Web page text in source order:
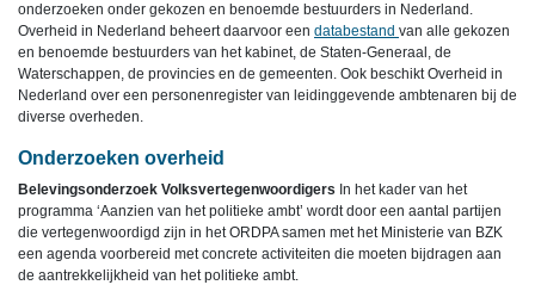
onderzoeken onder gekozen en benoemde bestuurders in Nederland.
Overheid in Nederland beheert daarvoor een databestand van alle gekozen
en benoemde bestuurders van het kabinet, de Staten-Generaal, de
Waterschappen, de provincies en de gemeenten. Ook beschikt Overheid in
Nederland over een personenregister van leidinggevende ambtenaren bij de
diverse overheden.
Onderzoeken overheid
Belevingsonderzoek Volksvertegenwoordigers In het kader van het
programma ‘Aanzien van het politieke ambt’ wordt door een aantal partijen
die vertegenwoordigd zijn in het ORDPA samen met het Ministerie van BZK
een agenda voorbereid met concrete activiteiten die moeten bijdragen aan
de aantrekkelijkheid van het politieke ambt.